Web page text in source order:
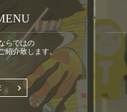
らではの
紹介致します。